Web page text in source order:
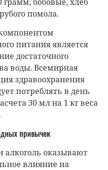
помола.
питания является
достаточного
воды. Всемирная
здравоохранения
потреблять в день
30 мл на 1 кг веса
привычек
алкоголь оказывают
влияние на